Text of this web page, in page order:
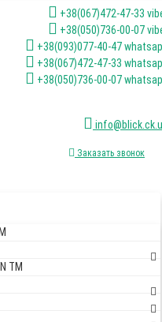
+38(067)472-47-33
+38(050)736-00-07
+38(093)077-40-47
+38(067)472-47-33
+38(050)736-00-07
Заказать звонок
TM